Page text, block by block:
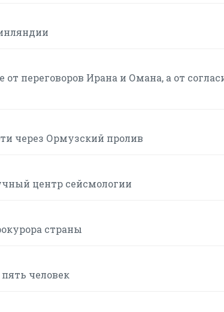
переговоров Ирана и Омана, а от
через Ормузский пролив
центр сейсмологии
страны
человек